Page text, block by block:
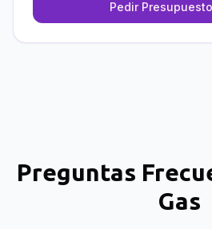
Pedir
Preguntas
Gas